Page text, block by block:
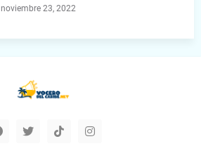
noviembre 23, 2022